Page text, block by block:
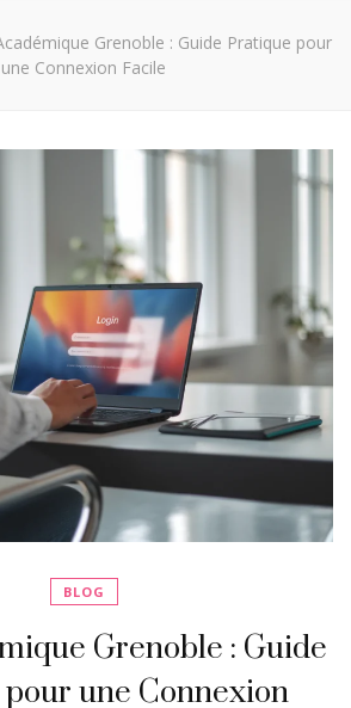
Grenoble : Guide Pratique pour
une Connexion Facile
BLOG
Grenoble : Guide
une Connexion